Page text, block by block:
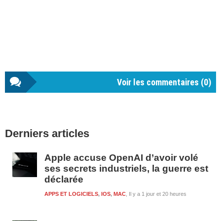
Voir les commentaires (0)
latérale
Derniers articles
Apple accuse OpenAI d’avoir volé
ses secrets industriels, la guerre est
déclarée
Il y a 1 jour et 20 heures
APPS ET LOGICIELS, IOS, MAC